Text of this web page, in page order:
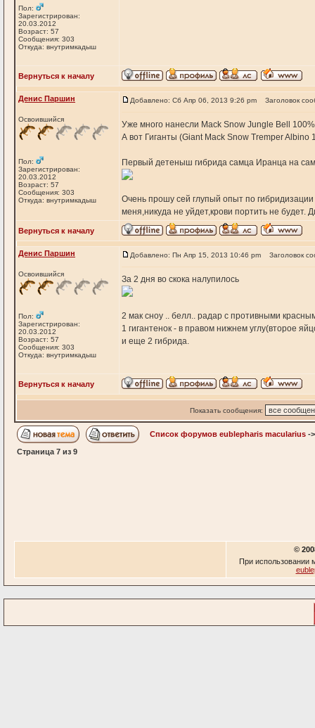
Пол:
Зарегистрирован:
20.03.2012
Возраст: 57
Сообщения: 303
Откуда: внутримкадыш
Вернуться к началу
Денис Паршин
Освоившийся
Пол:
Зарегистрирован:
20.03.2012
Возраст: 57
Сообщения: 303
Откуда: внутримкадыш
Добавлено: Сб Апр 06, 2013 9:26 pm Заголовок
Уже много нанесли Mack Snow Jungle Bell
А вот Гиганты (Giant Mack Snow Tremper
Первый детеныш гибрида самца Иранца на
Очень прошу сей глупый опыт по
меня,никуда не уйдет,крови портить не
Вернуться к началу
Денис Паршин
Освоившийся
Пол:
Зарегистрирован:
20.03.2012
Возраст: 57
Сообщения: 303
Откуда: внутримкадыш
Добавлено: Пн Апр 15, 2013 10:46 pm Заголовок
За 2 дня во скока налупилось
2 мак сноу .. белл.. радар с противными
1 гигантенок - в правом нижнем углу(второе
и еще 2 гибрида.
Вернуться к началу
Показать сообщения:
Список форумов eublepharis macularius -
Страница 7 из 9
©
При использовании